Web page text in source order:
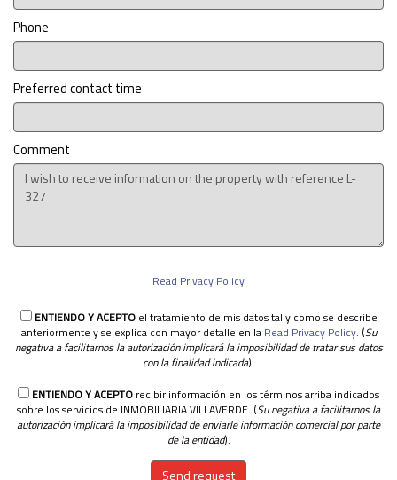
Phone
Preferred contact time
Comment
Read Privacy Policy
ENTIENDO Y ACEPTOel tratamiento de mis datos tal y como se describe
anteriormente y se explica con mayor detalle en la Read Privacy Policy. (Su
negativa a facilitarnos la autorización implicará la imposibilidad de tratar sus datos
con la finalidad indicada).
ENTIENDO Y ACEPTO recibir información en los términos arriba indicados
sobre los servicios de INMOBILIARIA VILLAVERDE. (Su negativa a facilitarnos la
autorización implicará la imposibilidad de enviarle información comercial por parte
de la entidad).
Send request